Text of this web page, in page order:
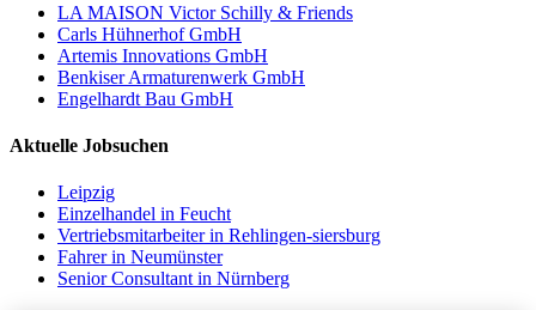
LA MAISON Victor Schilly & Friends
Carls Hühnerhof GmbH
Artemis Innovations GmbH
Benkiser Armaturenwerk GmbH
Engelhardt Bau GmbH
Aktuelle Jobsuchen
Leipzig
Einzelhandel in Feucht
Vertriebsmitarbeiter in Rehlingen-siersburg
Fahrer in Neumünster
Senior Consultant in Nürnberg